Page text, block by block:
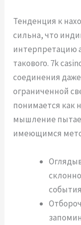
Тенденция к
сильна, что
интерпретацию
такового. 7k
соединения
ограниченной
понимается как
мышление
имеющимся